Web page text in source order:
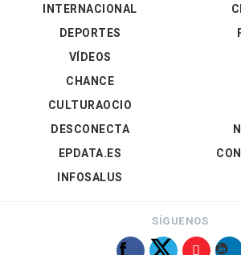
INTERNACIONAL
DEPORTES
VÍDEOS
CHANCE
CULTURAOCIO
DESCONECTA
EPDATA.ES
INFOSALUS
SÍGUENOS